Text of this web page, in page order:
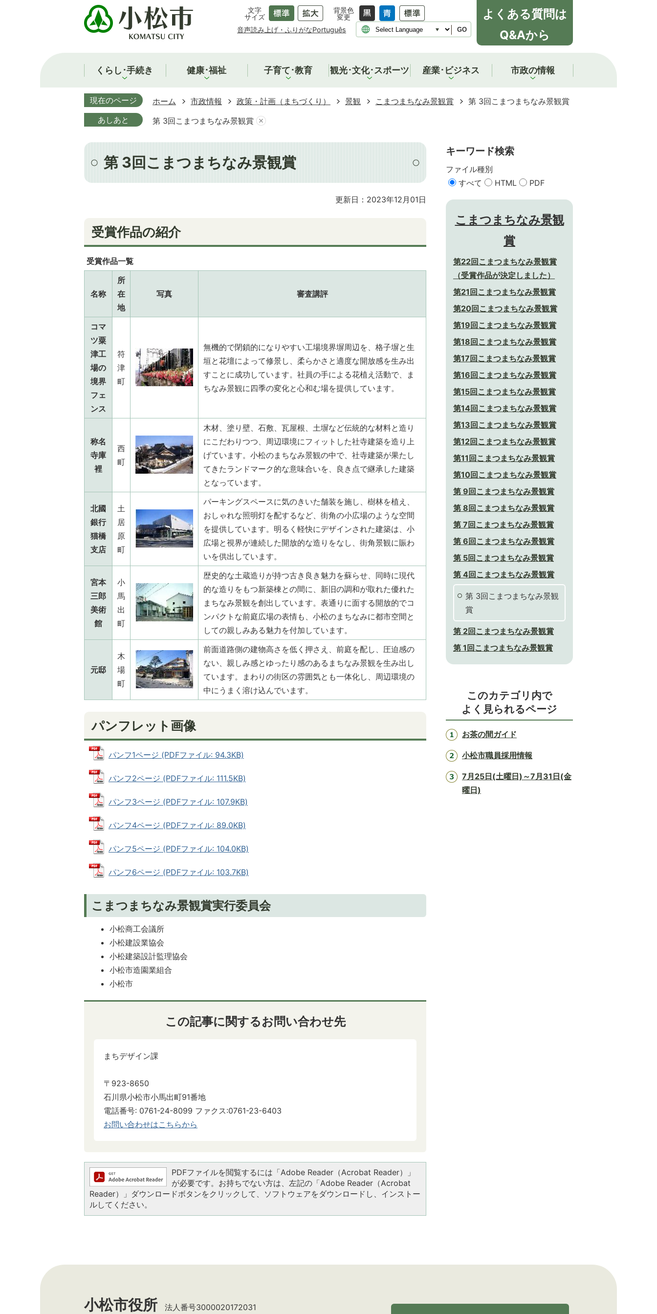
文字
サイズ
背景色
変更
音声読み上げ・ふりがなPortuguês GO
よくある質問は
Q&Aから
くらし･手続き 健康･福祉 子育て･教育 観光･文化･スポーツ 産業･ビジネス 市政の情報
現在のページ ホーム 市政情報 政策・計画（まちづくり） 景観 こまつまちなみ景観賞
第 3回こまつまちなみ景観賞
あしあと
第 3回こまつまちなみ景観賞
第 3回こまつまちなみ景観賞
更新日：2023年12月01日
受賞作品の紹介
受賞作品一覧
名称
所
在
地
写真 審査講評
コマ
ツ粟
津工
場の
境界
フェ
ンス
符
津
町
無機的で閉鎖的になりやすい工場境界塀周辺を、格子塀と生
垣と花壇によって修景し、柔らかさと適度な開放感を生み出
すことに成功しています。社員の手による花植え活動で、ま
ちなみ景観に四季の変化と心和む場を提供しています。
称名
寺庫
裡
西
町
木材、塗り壁、石敷、瓦屋根、土塀など伝統的な材料と造り
にこだわりつつ、周辺環境にフィットした社寺建築を造り上
げています。小松のまちなみ景観の中で、社寺建築が果たし
てきたランドマーク的な意味合いを、良き点で継承した建築
となっています。
北國
銀行
猫橋
支店
土
居
原
町
パーキングスペースに気のきいた舗装を施し、樹林を植え、
おしゃれな照明灯を配するなど、街角の小広場のような空間
を提供しています。明るく軽快にデザインされた建築は、小
広場と視界が連続した開放的な造りをなし、街角景観に賑わ
いを供出しています。
宮本
三郎
美術
館
小
馬
出
町
歴史的な土蔵造りが持つ古き良き魅力を蘇らせ、同時に現代
的な造りをもつ新築棟との間に、新旧の調和が取れた優れた
まちなみ景観を創出しています。表通りに面する開放的でコ
ンパクトな前庭広場の表情も、小松のまちなみに都市空間と
しての親しみある魅力を付加しています。
元邸
木
場
町
前面道路側の建物高さを低く押さえ、前庭を配し、圧迫感の
ない、親しみ感とゆったり感のあるまちなみ景観を生み出し
ています。まわりの街区の雰囲気とも一体化し、周辺環境の
中にうまく溶け込んでいます。
パンフレット画像
パンフ1ページ (PDFファイル: 94.3KB)
パンフ2ページ (PDFファイル: 111.5KB)
パンフ3ページ (PDFファイル: 107.9KB)
パンフ4ページ (PDFファイル: 89.0KB)
パンフ5ページ (PDFファイル: 104.0KB)
パンフ6ページ (PDFファイル: 103.7KB)
こまつまちなみ景観賞実行委員会
小松商工会議所
小松建設業協会
小松建築設計監理協会
小松市造園業組合
小松市
この記事に関するお問い合わせ先
まちデザイン課
〒923-8650
石川県小松市小馬出町91番地
電話番号: 0761-24-8099 ファクス:0761-23-6403
お問い合わせはこちらから
PDFファイルを閲覧するには「Adobe Reader（Acrobat Reader）」
が必要です。お持ちでない方は、左記の「Adobe Reader（Acrobat
Reader）」ダウンロードボタンをクリックして、ソフトウェアをダウンロードし、インストー
ルしてください。
キーワード検索
ファイル種別
すべて
HTML PDF
こまつまちなみ景観
賞
第22回こまつまちなみ景観賞
（受賞作品が決定しました）
第21回こまつまちなみ景観賞
第20回こまつまちなみ景観賞
第19回こまつまちなみ景観賞
第18回こまつまちなみ景観賞
第17回こまつまちなみ景観賞
第16回こまつまちなみ景観賞
第15回こまつまちなみ景観賞
第14回こまつまちなみ景観賞
第13回こまつまちなみ景観賞
第12回こまつまちなみ景観賞
第11回こまつまちなみ景観賞
第10回こまつまちなみ景観賞
第 9回こまつまちなみ景観賞
第 8回こまつまちなみ景観賞
第 7回こまつまちなみ景観賞
第 6回こまつまちなみ景観賞
第 5回こまつまちなみ景観賞
第 4回こまつまちなみ景観賞
第 3回こまつまちなみ景観
賞
第 2回こまつまちなみ景観賞
第 1回こまつまちなみ景観賞
このカテゴリ内で
よく見られるページ
お茶の間ガイド
小松市職員採用情報
7月25日(土曜日)～7月31日(金
曜日)
小松市役所 法人番号3000020172031